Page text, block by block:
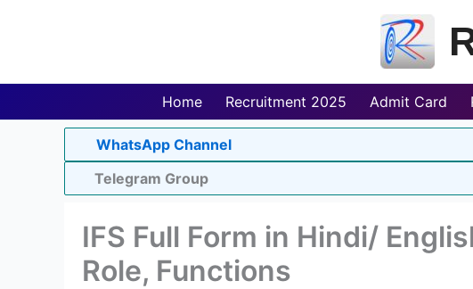
Home Recruitment 2025 Admit Card
WhatsApp Channel
Telegram Group
IFS Full Form in Hindi/
Role, Functions